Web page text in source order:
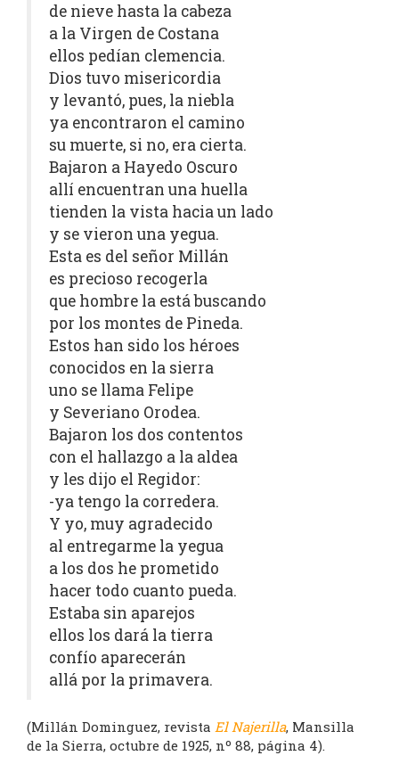
de nieve hasta la cabeza
a la Virgen de Costana
ellos pedían clemencia.
Dios tuvo misericordia
y levantó, pues, la niebla
ya encontraron el camino
su muerte, si no, era cierta.
Bajaron a Hayedo Oscuro
allí encuentran una huella
tienden la vista hacia un lado
y se vieron una yegua.
Esta es del señor Millán
es precioso recogerla
que hombre la está buscando
por los montes de Pineda.
Estos han sido los héroes
conocidos en la sierra
uno se llama Felipe
y Severiano Orodea.
Bajaron los dos contentos
con el hallazgo a la aldea
y les dijo el Regidor:
-ya tengo la corredera.
Y yo, muy agradecido
al entregarme la yegua
a los dos he prometido
hacer todo cuanto pueda.
Estaba sin aparejos
ellos los dará la tierra
confío aparecerán
allá por la primavera.
(Millán Dominguez, revista El Najerilla, Mansilla
de la Sierra, octubre de 1925, nº 88, página 4).